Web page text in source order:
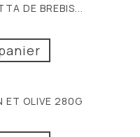
DE BREBIS...
ET OLIVE 280G